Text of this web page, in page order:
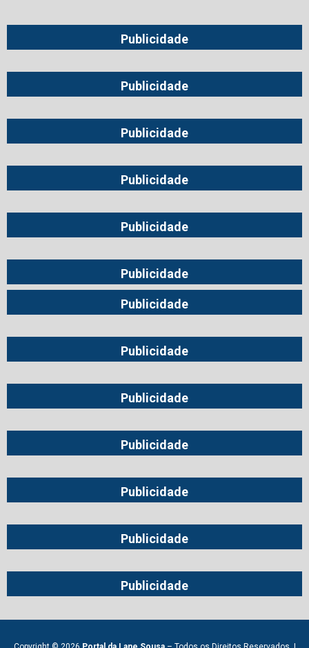
Publicidade
Publicidade
Publicidade
Publicidade
Publicidade
Publicidade
Publicidade
Publicidade
Publicidade
Publicidade
Publicidade
Publicidade
Publicidade